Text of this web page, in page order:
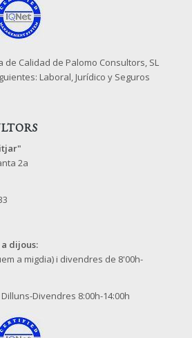
de Calidad de Palomo Consultors, SL
Laboral, Jurídico y Seguros
2a
dijous:
a migdia) i divendres de 8'00h-
Divendres 8:00h-14:00h